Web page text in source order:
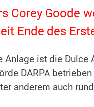
Corey Goode
Ende des
Anlage ist die Dulce
DARPA
anderem auch